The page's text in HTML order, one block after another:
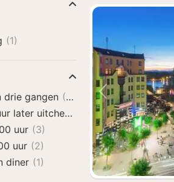
Vorige foto
(1)
drie gangen (2)
later uitchecken
(1)
uur (3)
uur (2)
diner (1)